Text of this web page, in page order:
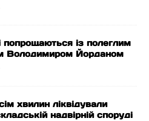
попрощаються із полеглим
Володимиром Йорданом
хвилин ліквідували
надвірній споруді